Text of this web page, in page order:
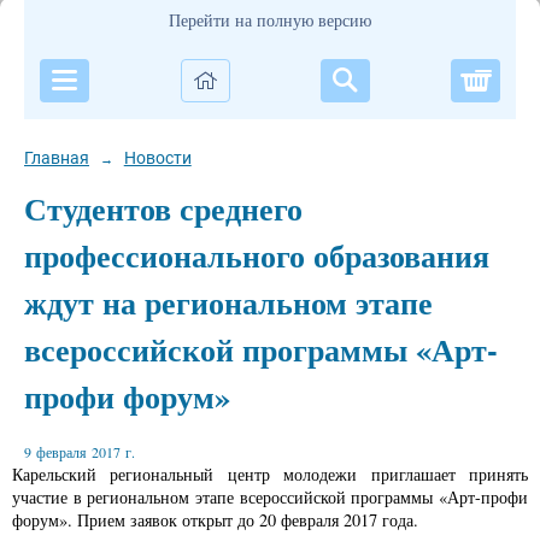
Перейти на полную версию
Главная → Новости
Студентов среднего
профессионального образования
ждут на региональном этапе
всероссийской программы «Арт-
профи форум»
9 февраля 2017 г.
Карельский региональный центр молодежи приглашает принять
участие в региональном этапе всероссийской программы «Арт-профи
форум». Прием заявок открыт до 20 февраля 2017 года.